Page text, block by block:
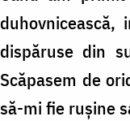
dispăruse din
Scăpasem de
să-mi fie rușine